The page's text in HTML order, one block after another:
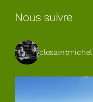
Nous suivre
closaintmichel